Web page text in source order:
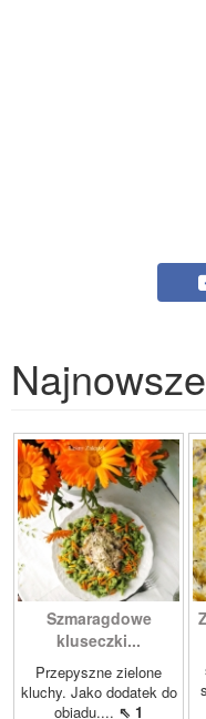
Szmaragdowe
kluseczki...
Przepyszne zielone
kluchy. Jako dodatek do
obiadu.... ⇖ 1